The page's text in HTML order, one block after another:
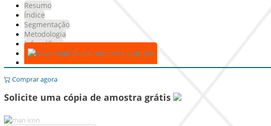
Resumo
Índice
Segmentação
Metodologia
Infográficos
Baixar amostra gratuita
Comprar agora
Solicite uma cópia de amostra grátis